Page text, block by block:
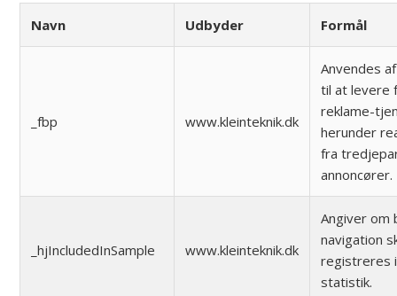
Navn Udbyder Formål
_fbp www.kleinteknik.dk
Anvendes
til at levere
reklame-
herunder
fra
annoncører.
_hjIncludedInSample www.kleinteknik.dk
Angiver om
navigation
registreres
statistik.